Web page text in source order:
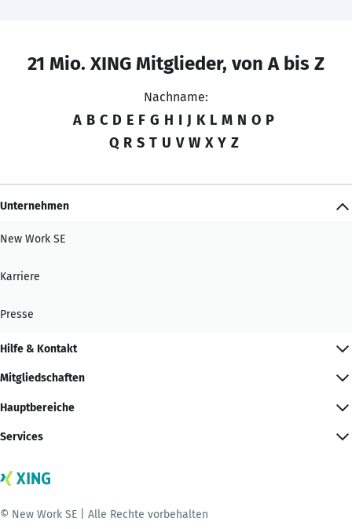
21 Mio. XING Mitglieder, von A bis Z
Nachname:
A B C D E F G H I J K L M N O P
Q R S T U V W X Y Z
Unternehmen
New Work SE
Karriere
Presse
Hilfe & Kontakt
Mitgliedschaften
Hauptbereiche
Services
© New Work SE | Alle Rechte vorbehalten